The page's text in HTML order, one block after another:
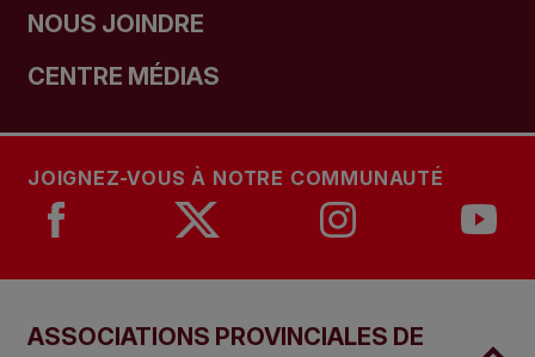
NOUS JOINDRE
CENTRE MÉDIAS
JOIGNEZ-VOUS À NOTRE COMMUNAUTÉ
ASSOCIATIONS PROVINCIALES DE